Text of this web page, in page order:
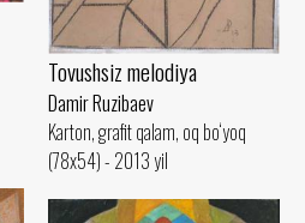
Tovushsiz melodiya
Damir Ruzibaev
Karton, grafit qalam, oq bo‘yoq
(78x54) - 2013 yil